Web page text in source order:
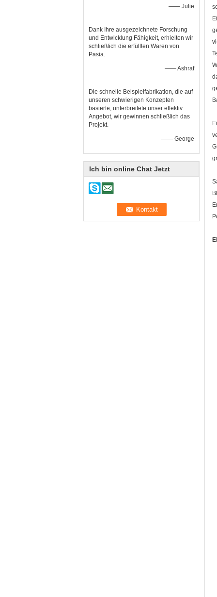
—— Julie
Dank Ihre ausgezeichnete Forschung
und Entwicklung Fähigkeit, erhielten wir
schließlich die erfüllten Waren von
Pasia.
—— Ashraf
Die schnelle Beispielfabrikation, die auf
unseren schwierigen Konzepten
basierte, unterbreitete unser effektiv
Angebot, wir gewinnen schließlich das
Projekt.
—— George
Ich bin online Chat Jetzt